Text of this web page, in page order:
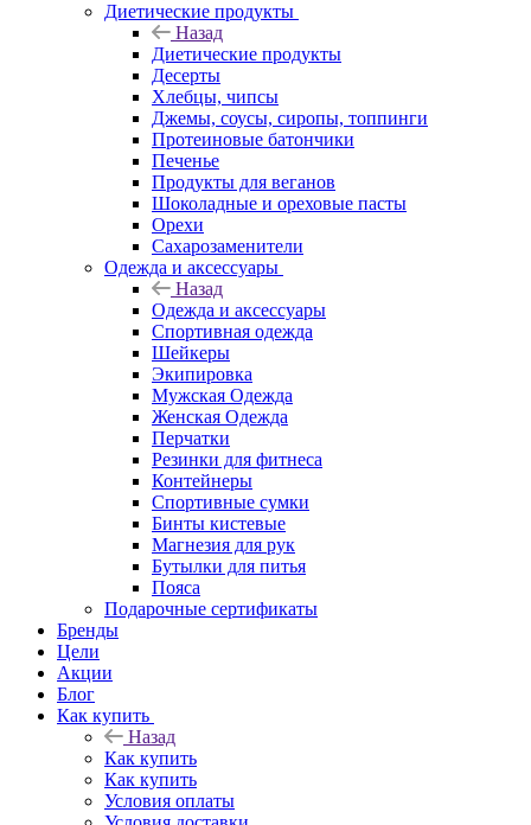
Диетические продукты
Назад
Диетические продукты
Десерты
Хлебцы, чипсы
Джемы, соусы, сиропы, топпинги
Протеиновые батончики
Печенье
Продукты для веганов
Шоколадные и ореховые пасты
Орехи
Сахарозаменители
Одежда и аксессуары
Назад
Одежда и аксессуары
Спортивная одежда
Шейкеры
Экипировка
Мужская Одежда
Женская Одежда
Перчатки
Резинки для фитнеса
Контейнеры
Спортивные сумки
Бинты кистевые
Магнезия для рук
Бутылки для питья
Пояса
Подарочные сертификаты
Бренды
Цели
Акции
Блог
Как купить
Назад
Как купить
Как купить
Условия оплаты